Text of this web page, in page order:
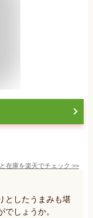
在庫を楽天でチェック >>
としたうまみも堪
しょうか。